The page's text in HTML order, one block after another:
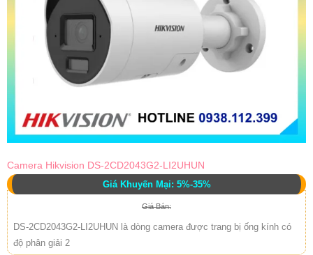
Camera Hikvision DS-2CD2043G2-LI2UHUN
Giá Khuyến Mại: 5%-35%
Giá Bán:
DS-2CD2043G2-LI2UHUN là dòng camera được trang bị ống kính có
độ phân giải 2